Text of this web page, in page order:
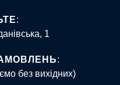
:
1
:
без вихідних)